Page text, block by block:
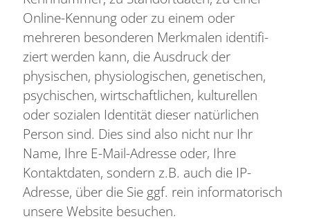
Online-Kennung oder zu einem oder
mehreren besonderen Merkmalen identifi-
ziert werden kann, die Ausdruck der
physischen, physiologischen, genetischen,
psychischen, wirtschaftlichen, kulturellen
oder sozialen Identität dieser natürlichen
Person sind. Dies sind also nicht nur Ihr
Name, Ihre E-Mail-Adresse oder‚ Ihre
Kontaktdaten, sondern z.B. auch die IP-
Adresse, über die Sie ggf. rein informatorisch
unsere Website besuchen.